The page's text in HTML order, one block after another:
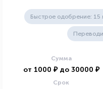
Быстрое одобрение: 15
Сумма
от 1000 ₽ до 30000 ₽
Срок